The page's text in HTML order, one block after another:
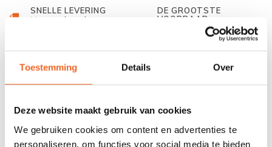
Toestemming Details Over
Deze website maakt gebruik van cookies
We gebruiken cookies om content en advertenties te
personaliseren, om functies voor social media te bieden
SNELLE LEVERING
Met track and trace
DE GROOTSTE
VOORRAAD
Duizenden kano's op
678 GOOGLE REVIEWS
PROEFVAART
Bij onze showroom